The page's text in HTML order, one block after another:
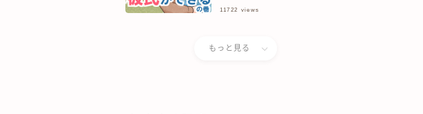
11722 views
もっと見る